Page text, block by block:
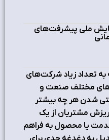
ملی پیشرفت‌های
به تعداد زیاد شرکت‌های
مختلف صنعت و
شدن هر چه بیشتر
مشتریان از یک
یا محصول به فراهم